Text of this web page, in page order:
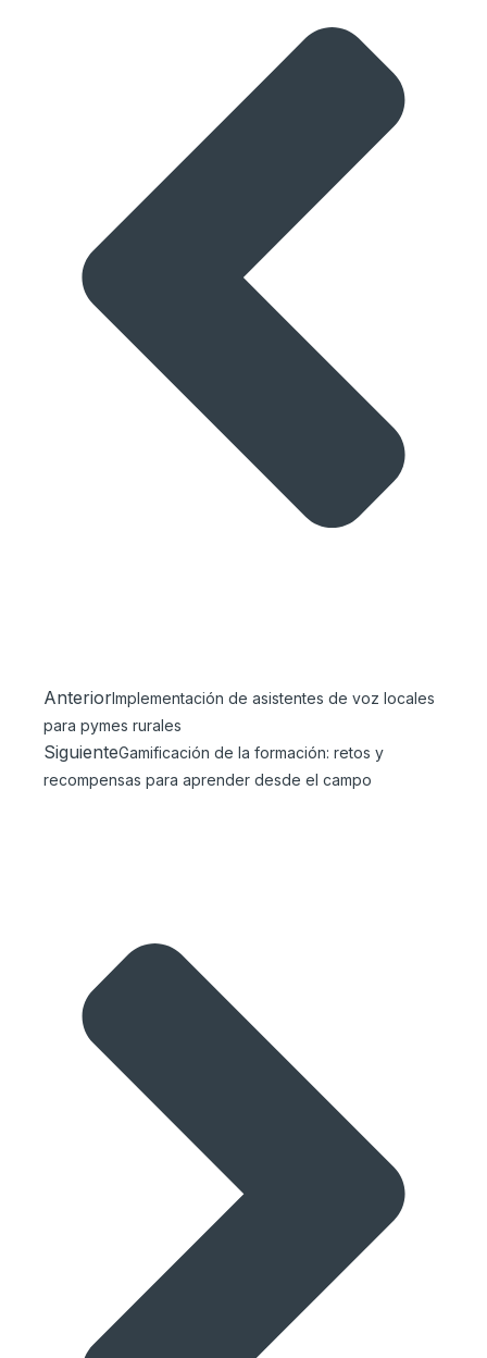
AnteriorImplementación de asistentes de voz locales
para pymes rurales
SiguienteGamificación de la formación: retos y
recompensas para aprender desde el campo